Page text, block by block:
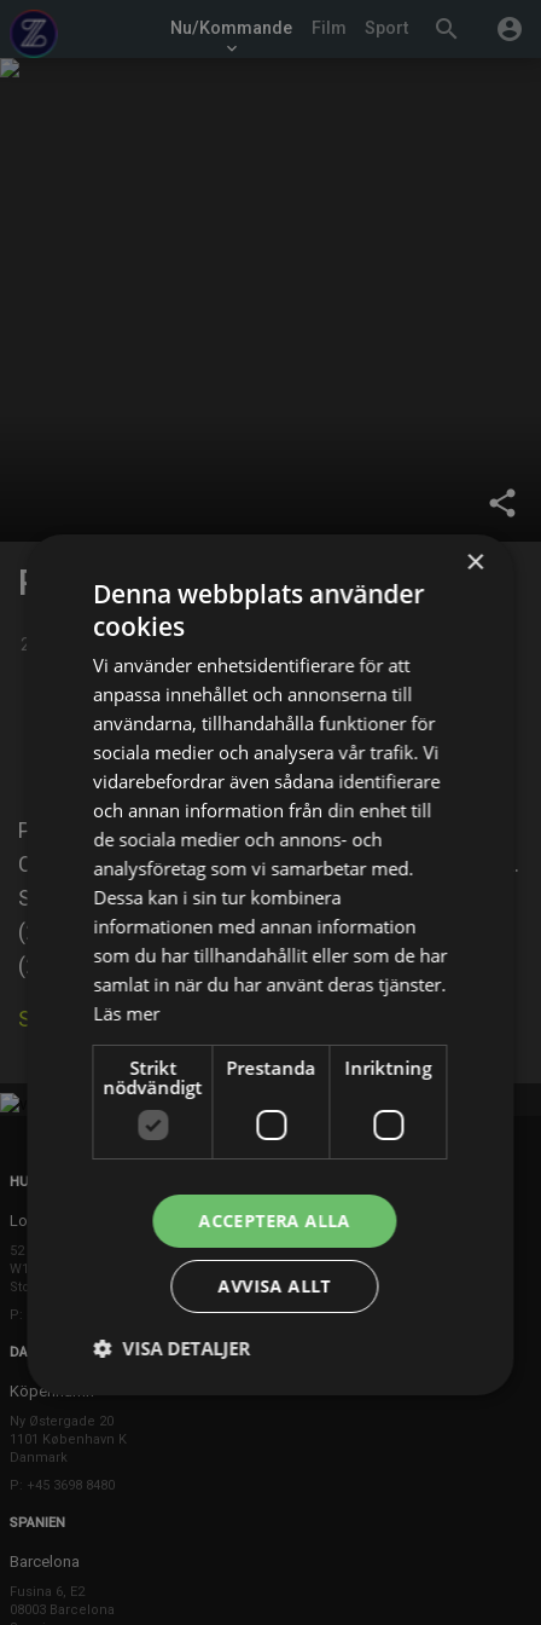
search account_circle
Nu/Kommande
keyboard_arrow_down
Film Sport
share
Patricia Navidad
20-05-1973
Facebook X E-postadress
Patricia Navidad was born on May 20, 1973 in El
Carrizo, Sinaloa, Mexico as Ana Patricia Navidad Lara.
She is an actress, known for Mariana de la noche
(2003), Por ella soy Eva (2012) and El manantial
(2001).
Se källa på IMDb
HUVUDKONTOR
London
52 Brook Street
W1K 5DS London
Storbritannien
P: +44 203 608 8181
DANMARK
Köpenhamn
Ny Østergade 20
1101 København K
Danmark
P: +45 3698 8480
SPANIEN
Barcelona
Fusina 6, E2
08003 Barcelona
×
Denna webbplats använder
cookies
Vi använder enhetsidentifierare för att
anpassa innehållet och annonserna till
användarna, tillhandahålla funktioner för
sociala medier och analysera vår trafik. Vi
vidarebefordrar även sådana identifierare
och annan information från din enhet till
de sociala medier och annons- och
analysföretag som vi samarbetar med.
Dessa kan i sin tur kombinera
informationen med annan information
som du har tillhandahållit eller som de har
samlat in när du har använt deras tjänster.
Läs mer
Strikt
nödvändigt
Prestanda Inriktning
ACCEPTERA ALLA
AVVISA ALLT
VISA DETALJER